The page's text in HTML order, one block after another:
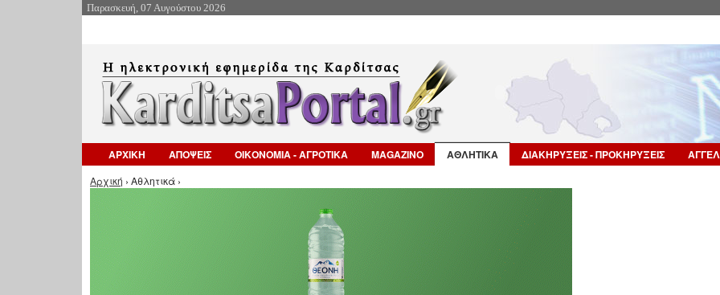
Παρασκευή, 07 Αυγούστου 2026
ΑΡΧΙΚΗ ΑΠΟΨΕΙΣ ΟΙΚΟΝΟΜΙΑ - ΑΓΡΟΤΙΚΑ MAGAZINO ΑΘΛΗΤΙΚΑ ΔΙΑΚΗΡΥΞΕΙΣ - ΠΡΟΚΗΡΥΞΕΙΣ
Είστε εδώ
Αρχική › Αθλητικά ›